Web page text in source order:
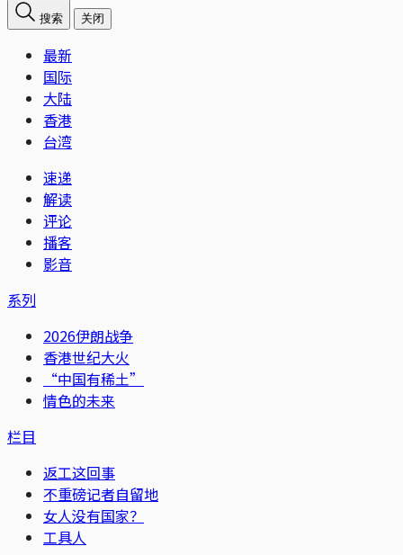
搜索 关闭
最新
国际
大陆
香港
台湾
速递
解读
评论
播客
影音
系列
2026伊朗战争
香港世纪大火
“中国有稀土”
情色的未来
栏目
返工这回事
不重磅记者自留地
女人没有国家？
工具人